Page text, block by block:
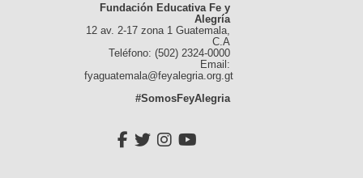
Fundación Educativa Fe y
Alegría
12 av. 2-17 zona 1 Guatemala,
C.A
Teléfono: (502) 2324-0000
Email:
fyaguatemala@feyalegria.org.gt
#SomosFeyAlegria